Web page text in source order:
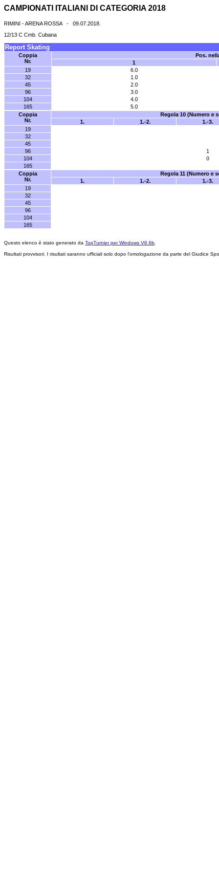
CAMPIONATI ITALIANI DI CATEGORIA 2018
RIMINI - ARENA ROSSA - 09.07.2018.
12/13 C Cmb. Cubana
Report Skating
Coppia
Nr.
Pos.
1
19
6.0
32
1.0
45
2.0
96
3.0
104
4.0
165
5.0
Coppia
Nr.
Regola 10 (Numero e
1.
1.-2.
1.-3.
19
32
45
96
1
104
0
165
Coppia
Nr.
Regola 11 (Numero e
1.
1.-2.
1.-3.
19
32
45
96
104
165
Questo elenco è stato generato da TopTurnier per Windows V8.6b
Risultati provvisori. I risultati saranno ufficiali solo dopo l'omologazione da parte del Giudice